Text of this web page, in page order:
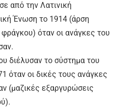
από την Λατινική
Ένωση το 1914 (άρση
όταν οι ανάγκες του
διέλυσαν το σύστημα του
όταν οι δικές τους ανάγκες
(μαζικές εξαργυρώσεις